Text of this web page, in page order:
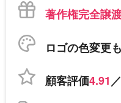
著作権完全譲
ロゴの色変更も
顧客評価4.91